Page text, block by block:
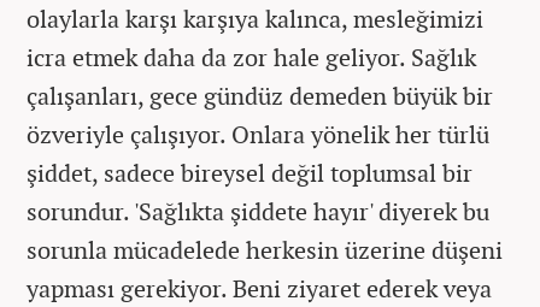
olaylarla karşı karşıya kalınca, mesleğimizi
icra etmek daha da zor hale geliyor. Sağlık
çalışanları, gece gündüz demeden büyük bir
özveriyle çalışıyor. Onlara yönelik her türlü
şiddet, sadece bireysel değil toplumsal bir
sorundur. 'Sağlıkta şiddete hayır' diyerek bu
sorunla mücadelede herkesin üzerine düşeni
yapması gerekiyor. Beni ziyaret ederek veya